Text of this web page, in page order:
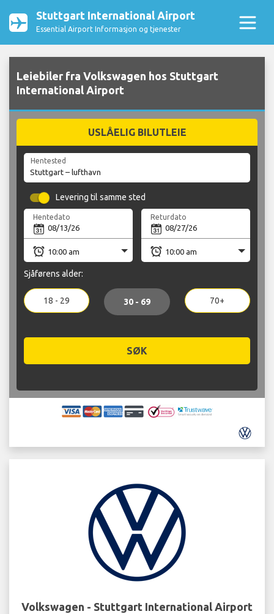
Stuttgart International Airport
Essential Airport Informasjon og tjenester
Leiebiler fra Volkswagen hos Stuttgart
International Airport
USLÅELIG BILUTLEIE
Hentested
Levering til samme sted
Hentedato Returdato
Sjåførens alder:
18 - 29 30 - 69 70+
SØK
Volkswagen - Stuttgart International Airport